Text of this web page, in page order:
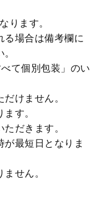
ります。
る場合は備考欄に
て個別包装」のい
けません。
す。
だきます。
最短日となりま
せん。